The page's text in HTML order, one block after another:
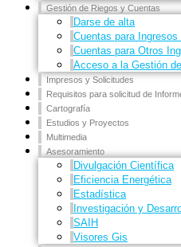
Gestión de Riegos y Cuentas
Darse de alta
Cuentas para Ingresos
Cuentas para Otros
Acceso a la Gestión
Impresos y Solicitudes
Requisitos para solicitud de
Cartografía
Estudios y Proyectos
Multimedia
Asesoramiento
Divulgación Científica
Eficiencia Energética
Estadística
Investigación y
SAIH
Visores Gis